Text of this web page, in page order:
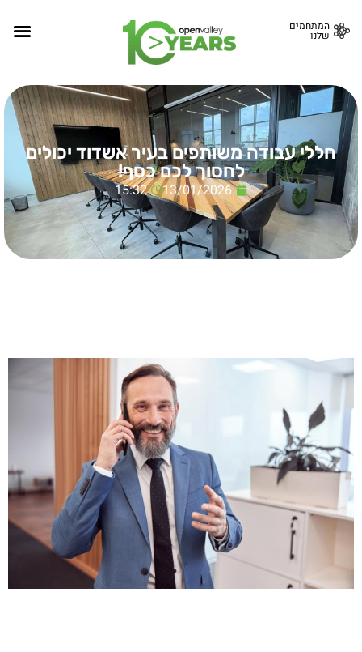
המתחמים
שלנו
חללי עבודה משותפים בעיר אשדוד יכולים
לחסוך לכם כסף!
13/01/2026
15:32